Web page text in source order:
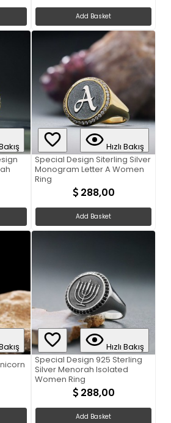
Add Basket
Hızlı Bakış
Special Design Siterling Silver
Monogram Letter A Women
Ring
288,00
Add Basket
Hızlı Bakış
Special Design 925 Sterling
Silver Menorah Isolated
Women Ring
288,00
Add Basket